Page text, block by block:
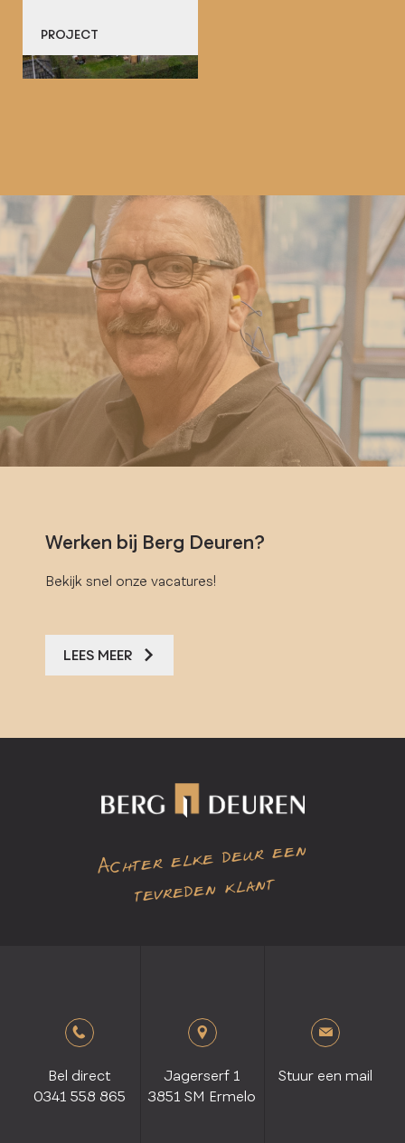
PROJECT
Werken bij Berg Deuren?
Bekijk snel onze vacatures!
LEES MEER
Achter elke deur een
tevreden klant
Bel direct
0341 558 865
Jagerserf 1
3851 SM Ermelo
Stuur een mail